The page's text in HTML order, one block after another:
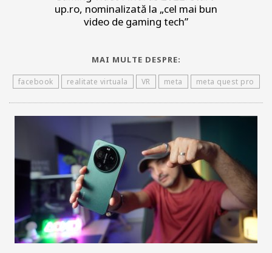
up.ro, nominalizată la „cel mai bun
video de gaming tech”
MAI MULTE DESPRE:
facebook realitate virtuala VR meta meta quest pro